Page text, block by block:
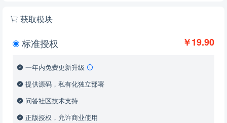
获取模块
￥19.90
标准授权
一年内免费更新升级
提供源码，私有化独立部署
问答社区技术支持
正版授权，允许商业使用